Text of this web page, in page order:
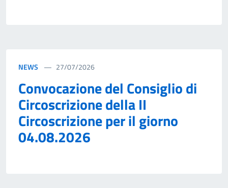
NEWS 27/07/2026
Convocazione del Consiglio di
Circoscrizione della II
Circoscrizione per il giorno
04.08.2026